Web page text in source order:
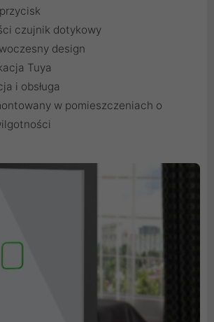
czujnik dotykowy
design
Tuya
i obsługa
w pomieszczeniach o